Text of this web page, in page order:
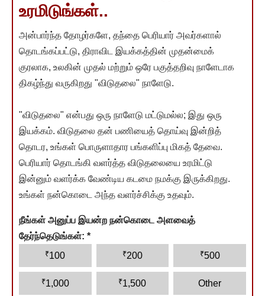
உரமிடுங்கள்..
அன்பார்ந்த தோழர்களே, தந்தை பெரியார் அவர்களால்
தொடங்கப்பட்டு, திராவிட இயக்கத்தின் முதன்மைக்
குரலாக, உலகின் முதல் மற்றும் ஒரே பகுத்தறிவு நாளேடாக
திகழ்ந்து வருகிறது "விடுதலை" நாளேடு.
"விடுதலை" என்பது ஒரு நாளேடு மட்டுமல்ல; இது ஒரு
இயக்கம். விடுதலை தன் பணியைத் தொய்வு இன்றித்
தொடர, உங்கள் பொருளாதார பங்களிப்பு மிகத் தேவை.
பெரியார் தொடங்கி வளர்த்த விடுதலையை உரமிட்டு
இன்னும் வளர்க்க வேண்டிய கடமை நமக்கு இருக்கிறது.
உங்கள் நன்கொடை அந்த வளர்ச்சிக்கு உதவும்.
நீங்கள் அனுப்ப இயன்ற நன்கொடை அளவைத்
தேர்ந்தெடுங்கள்: *
₹100 ₹200 ₹500
₹1,000 ₹1,500 Other